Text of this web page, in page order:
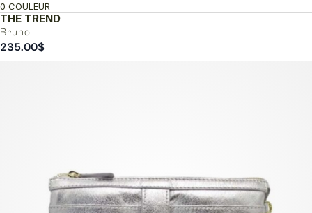
THE TREND
Bruno
0 COULEUR
235.00$